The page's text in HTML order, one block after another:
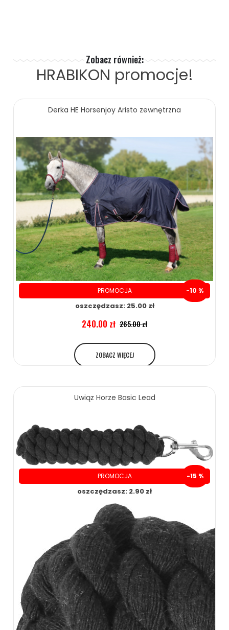
Zobacz również:
HRABIKON promocje!
Derka HE Horsenjoy Aristo zewnętrzna
PROMOCJA -10 %
oszczędzasz: 25.00 zł
240.00 zł 265.00 zł
ZOBACZ WIĘCEJ
Uwiąz Horze Basic Lead
PROMOCJA -15 %
oszczędzasz: 2.90 zł